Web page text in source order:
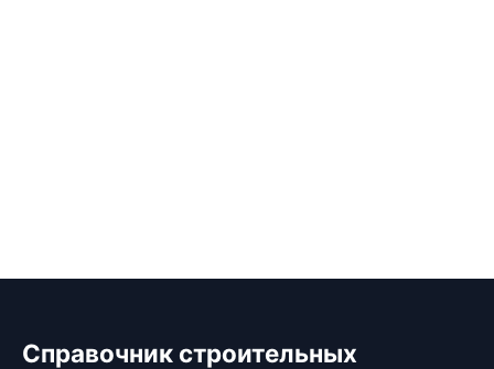
Справочник строительных